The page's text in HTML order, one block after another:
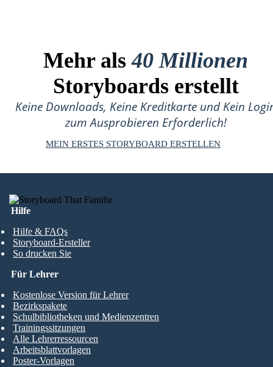
Mehr als40 Millionen
Storyboards erstellt
Keine Downloads, Keine Kreditkarte und Kein
zum Ausprobieren Erforderlich!
MEIN ERSTES STORYBOARD ERSTELLEN
Hilfe
Hilfe & FAQs
Storyboard-Ersteller
So drucken Sie
Für Lehrer
Kostenlose Version für Lehrer
Bezirkspakete
Schulbibliotheken und Medienzentren
Trainingssitzungen
Alle Lehrerressourcen
Arbeitsblattvorlagen
Poster-Vorlagen